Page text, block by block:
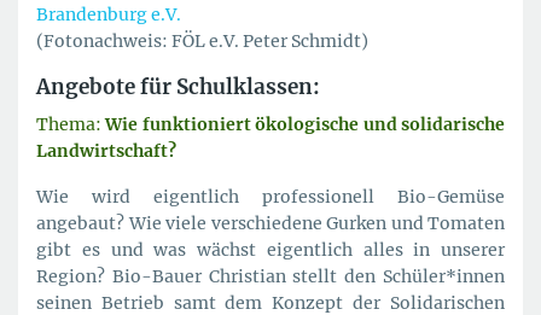
Brandenburg e.V.
(Fotonachweis: FÖL e.V. Peter Schmidt)
Angebote für Schulklassen:
Thema:Wie funktioniert ökologische und solidarische
Landwirtschaft?
Wie wird eigentlich professionell Bio-Gemüse
angebaut? Wie viele verschiedene Gurken und Tomaten
gibt es und was wächst eigentlich alles in unserer
Region? Bio-Bauer Christian stellt den Schüler*innen
seinen Betrieb samt dem Konzept der Solidarischen